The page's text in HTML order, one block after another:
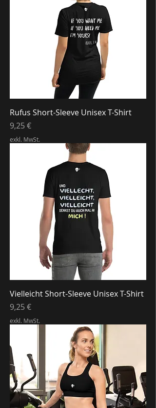
Rufus Short-Sleeve Unisex T-Shirt
Preis
9,25 €
exkl. MwSt.
Vielleicht Short-Sleeve Unisex T-Shirt
Preis
9,25 €
exkl. MwSt.